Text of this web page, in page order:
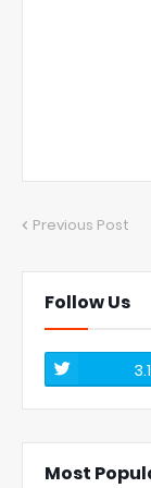
Previous Post
Follow Us
Most